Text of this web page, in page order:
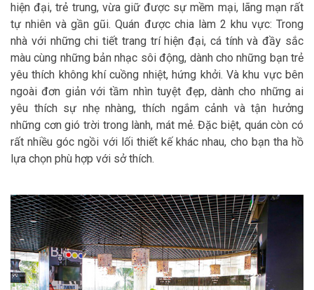
hiện đại, trẻ trung, vừa giữ được sự mềm mại, lãng mạn rất
tự nhiên và gần gũi. Quán được chia làm 2 khu vực: Trong
nhà với những chi tiết trang trí hiện đại, cá tính và đầy sắc
màu cùng những bản nhạc sôi động, dành cho những bạn trẻ
yêu thích không khí cuồng nhiệt, hứng khởi. Và khu vực bên
ngoài đơn giản với tầm nhìn tuyệt đẹp, dành cho những ai
yêu thích sự nhẹ nhàng, thích ngắm cảnh và tận hưởng
những cơn gió trời trong lành, mát mẻ. Đặc biệt, quán còn có
rất nhiều góc ngồi với lối thiết kế khác nhau, cho bạn tha hồ
lựa chọn phù hợp với sở thích.